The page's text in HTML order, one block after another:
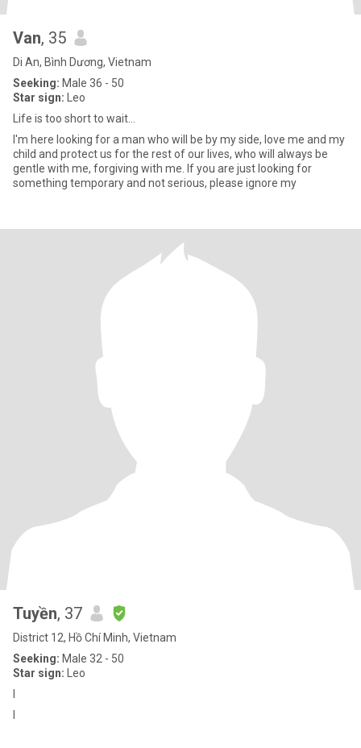
Van, 35
Di An, Bình Dương, Vietnam
Seeking: Male 36 - 50
Star sign: Leo
Life is too short to wait…
I'm here looking for a man who will be by my side, love me and my
child and protect us for the rest of our lives, who will always be
gentle with me, forgiving with me. If you are just looking for
something temporary and not serious, please ignore my
Tuyền, 37
District 12, Hồ Chí Minh, Vietnam
Seeking: Male 32 - 50
Star sign: Leo